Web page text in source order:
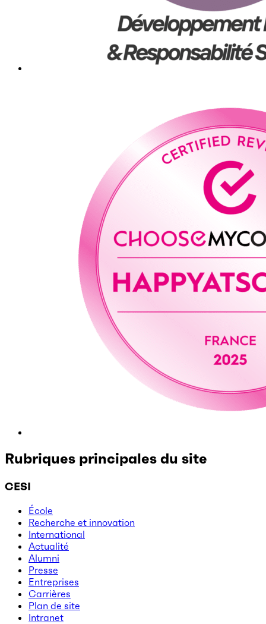
Rubriques principales du site
CESI
École
Recherche et innovation
International
Actualité
Alumni
Presse
Entreprises
Carrières
Plan de site
Intranet